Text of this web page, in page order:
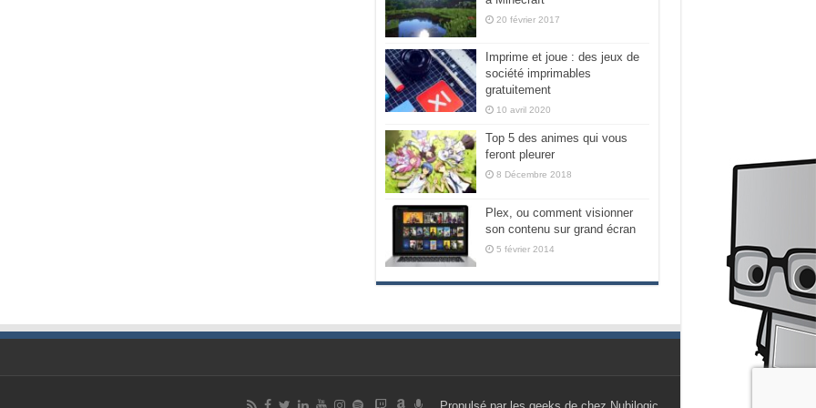
20 février 2017
Imprime et joue : des jeux de
société imprimables
gratuitement
10 avril 2020
Top 5 des animes qui vous
feront pleurer
8 Décembre 2018
Plex, ou comment visionner
son contenu sur grand écran
5 février 2014